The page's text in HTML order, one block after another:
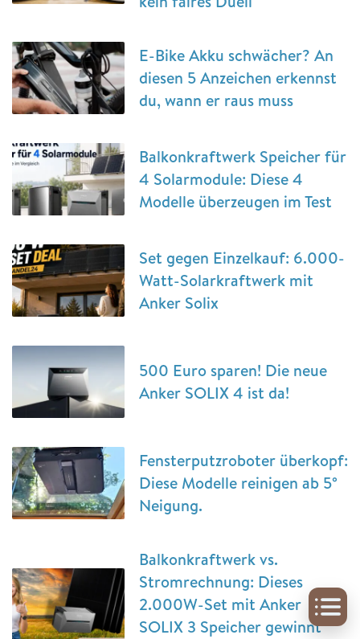
E-Bike Akku schwächer? An
diesen 5 Anzeichen erkennst
du, wann er raus muss
Balkonkraftwerk Speicher für
4 Solarmodule: Diese 4
Modelle überzeugen im Test
Set gegen Einzelkauf: 6.000-
Watt-Solarkraftwerk mit
Anker Solix
500 Euro sparen! Die neue
Anker SOLIX 4 ist da!
Fensterputzroboter überkopf:
Diese Modelle reinigen ab 5°
Neigung.
Balkonkraftwerk vs.
Stromrechnung: Dieses
2.000W-Set mit Anker
SOLIX 3 Speicher gewinnt